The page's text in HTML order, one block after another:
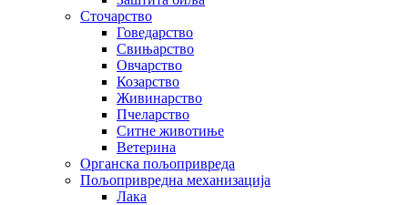
Сточарство
Говедарство
Свињарство
Овчарство
Козарство
Живинарство
Пчеларство
Ситне животиње
Ветерина
Органска пољопривреда
Пољопривредна механизација
Лака